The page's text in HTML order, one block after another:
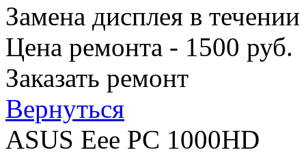
Замена дисплея в
Цена ремонта - 1500 руб.
Заказать ремонт
Вернуться
ASUS Eee PC 1000HD